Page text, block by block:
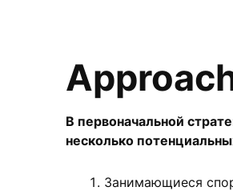
В первоначальной
несколько
Занимающиеся